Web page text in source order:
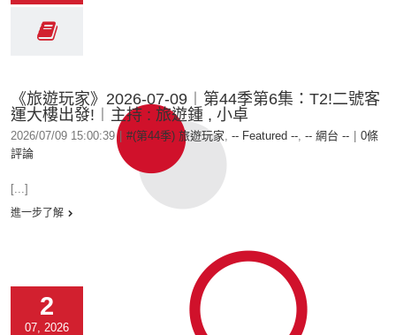
《旅遊玩家》2026-07-09︱第44季第6集：T2!二號客
運大樓出發!︱主持 : 旅遊鍾 , 小卓
2026/07/09 15:00:39 #(第44季) 旅遊玩家, -- Featured --, -- 網台 --
0條
評論
[...]
進一步了解
2
07, 2026